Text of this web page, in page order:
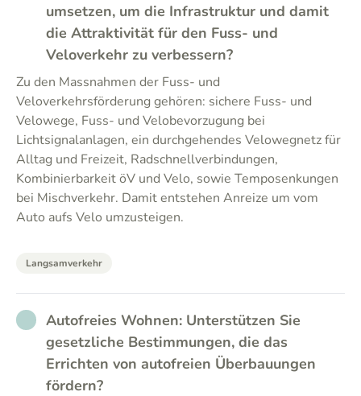
umsetzen, um die Infrastruktur und damit
die Attraktivität für den Fuss- und
Veloverkehr zu verbessern?
Zu den Massnahmen der Fuss- und
Veloverkehrsförderung gehören: sichere Fuss- und
Velowege, Fuss- und Velobevorzugung bei
Lichtsignalanlagen, ein durchgehendes Velowegnetz für
Alltag und Freizeit, Radschnellverbindungen,
Kombinierbarkeit öV und Velo, sowie Temposenkungen
bei Mischverkehr. Damit entstehen Anreize um vom
Auto aufs Velo umzusteigen.
Langsamverkehr
NO_ANSWER
Autofreies Wohnen: Unterstützen Sie
gesetzliche Bestimmungen, die das
Errichten von autofreien Überbauungen
fördern?